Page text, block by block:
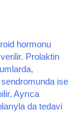
hormonu
Prolaktin
ise
Ayrıca
da tedavi